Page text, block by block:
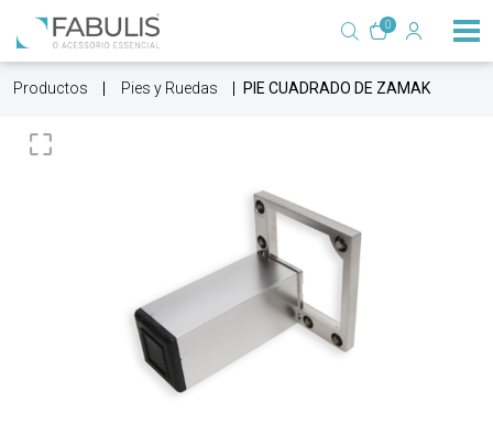
0
Productos Pies y Ruedas PIE CUADRADO DE ZAMAK